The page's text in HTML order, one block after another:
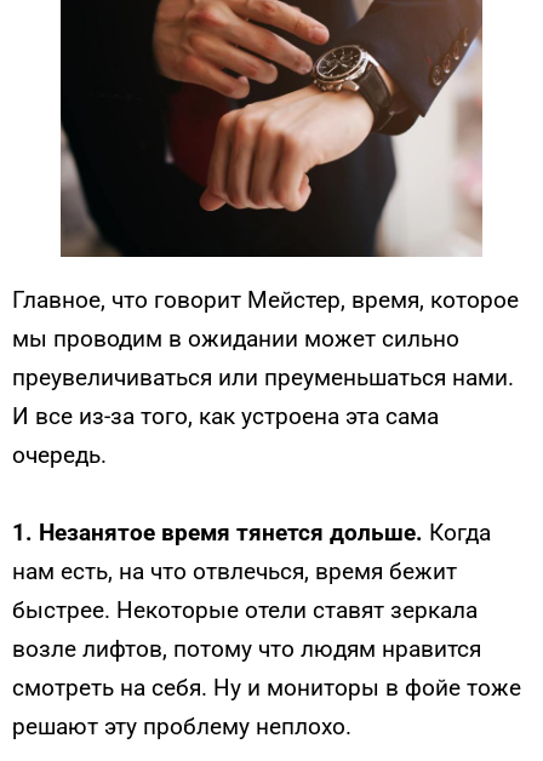
Главное, что говорит Мейстер, время, которое
мы проводим в ожидании может сильно
преувеличиваться или преуменьшаться нами.
И все из-за того, как устроена эта сама
очередь.
1. Незанятое время тянется дольше. Когда
нам есть, на что отвлечься, время бежит
быстрее. Некоторые отели ставят зеркала
возле лифтов, потому что людям нравится
смотреть на себя. Ну и мониторы в фойе тоже
решают эту проблему неплохо.